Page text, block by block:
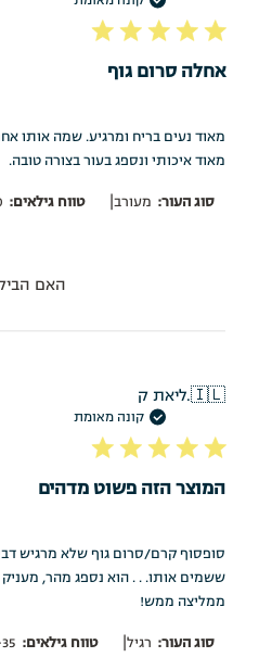
אחלה סרום גוף
מאוד נעים בריח ומרגיע. שמה אותו
מאוד איכותי ונספג בעור בצורה טובה.
סוג העור: מעורב| טווח גילאים:
האם
🇮🇱ליאת ק.
קונה מאומת
המוצר הזה פשוט מדהים
סופסוף קרם/סרום גוף שלא מרגיש
ששמים אותו. . . הוא נספג מהר, מעניק
ממליצה ממש!
סוג העור: רגיל| טווח גילאים: